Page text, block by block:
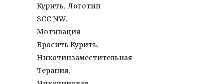
Курить, Логотип
SCC NW,
Мотивация
Бросить Курить,
Никотинзаместительная
Терапия,